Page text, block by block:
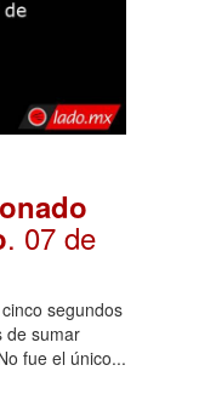
. 07 de
segundos
de sumar
fue el único...